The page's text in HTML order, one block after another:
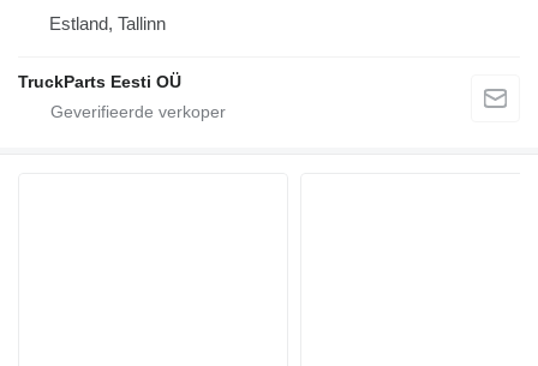
Estland, Tallinn
TruckParts Eesti OÜ